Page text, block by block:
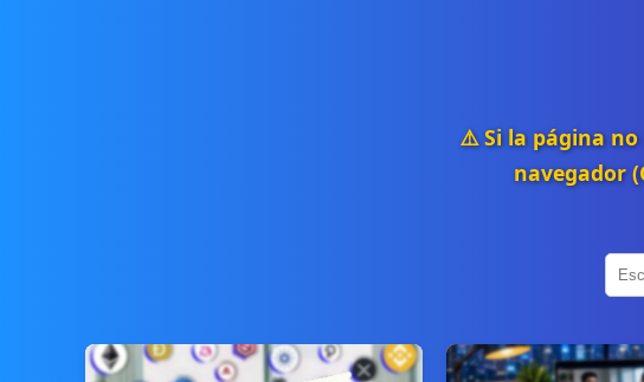
⚠️ Si la página
navegador